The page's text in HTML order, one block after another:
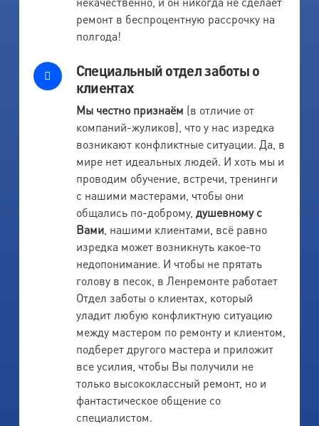
ремонт в беспроцентную рассрочку на
полгода!
Специальный отдел заботы о
клиентах
Мы честно признаём (в отличие от
компаний-жуликов), что у нас изредка
возникают конфликтные ситуации. Да, в
мире нет идеальных людей. И хоть мы и
проводим обучение, встречи, тренинги
с нашими мастерами, чтобы они
общались по-доброму, душевному с
Вами, нашими клиентами, всё равно
изредка может возникнуть какое-то
недопонимание. И чтобы не прятать
голову в песок, в Ленремонте работает
Отдел заботы о клиентах, который
уладит любую конфликтную ситуацию
между мастером по ремонту и клиентом,
подберет другого мастера и приложит
все усилия, чтобы Вы получили не
только высококлассный ремонт, но и
фантастическое общение со
специалистом.